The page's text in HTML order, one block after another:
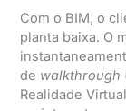
Com o BIM, o
planta baixa. O
de walkthrough
Realidade